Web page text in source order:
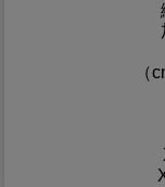
（